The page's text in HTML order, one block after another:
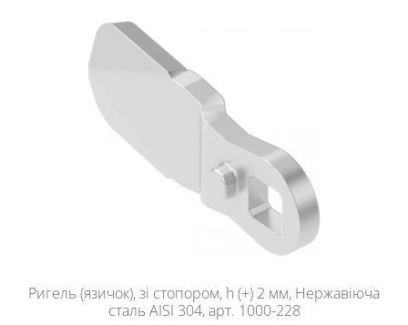
Ригель (язичок), зі стопором, h (+) 2 мм, Нержавіюча
сталь AISI 304, арт. 1000-228